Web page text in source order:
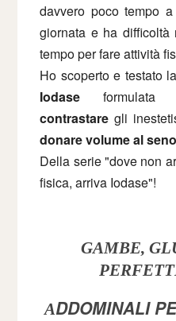
davvero poco tempo
giornata e ha difficoltà
tempo per fare attività
Ho scoperto e testato
Iodase formulata
contrastare gli
donare volume al seno
Della serie "dove non
fisica, arriva Iodase"!
GAMBE,
ADDOMINALI